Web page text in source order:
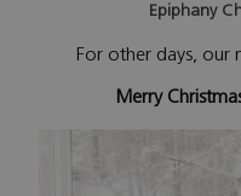
Epiphany
For other days, our
Merry